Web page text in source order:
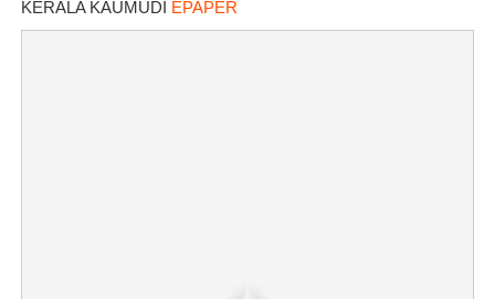
KERALA KAUMUDI EPAPER